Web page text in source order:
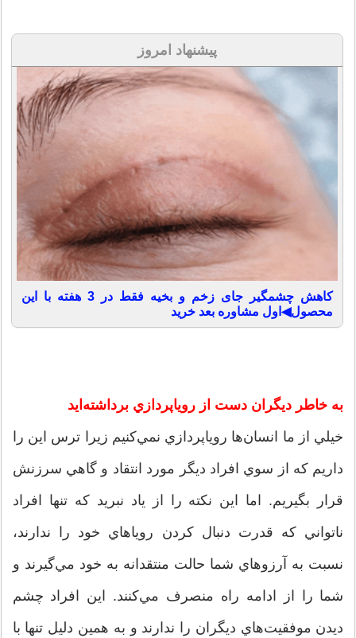
پیشنهاد امروز
کاهش چشمگیر جای زخم و بخیه فقط در 3 هفته با این
محصول◀اول مشاوره بعد خرید
به خاطر ديگران دست از روياپردازي برداشته‌ايد
خيلي از ما انسان‌ها روياپردازي نمي‌کنيم زيرا ترس اين را
داريم که از سوي افراد ديگر مورد انتقاد و گاهي سرزنش
قرار بگيريم. اما اين نکته را از ياد نبريد که تنها افراد
ناتواني که قدرت دنبال کردن روياهاي خود را ندارند،
نسبت به آرزوهاي شما حالت منتقدانه به خود مي‌گيرند و
شما را از ادامه راه منصرف مي‌کنند. اين افراد چشم
ديدن موفقيت‌هاي ديگران را ندارند و به همين دليل تنها با